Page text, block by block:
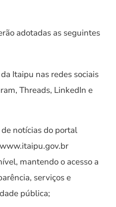
adotadas as seguintes
Itaipu nas redes sociais
Threads, LinkedIn e
notícias do portal
mantendo o acesso a
serviços e
pública;